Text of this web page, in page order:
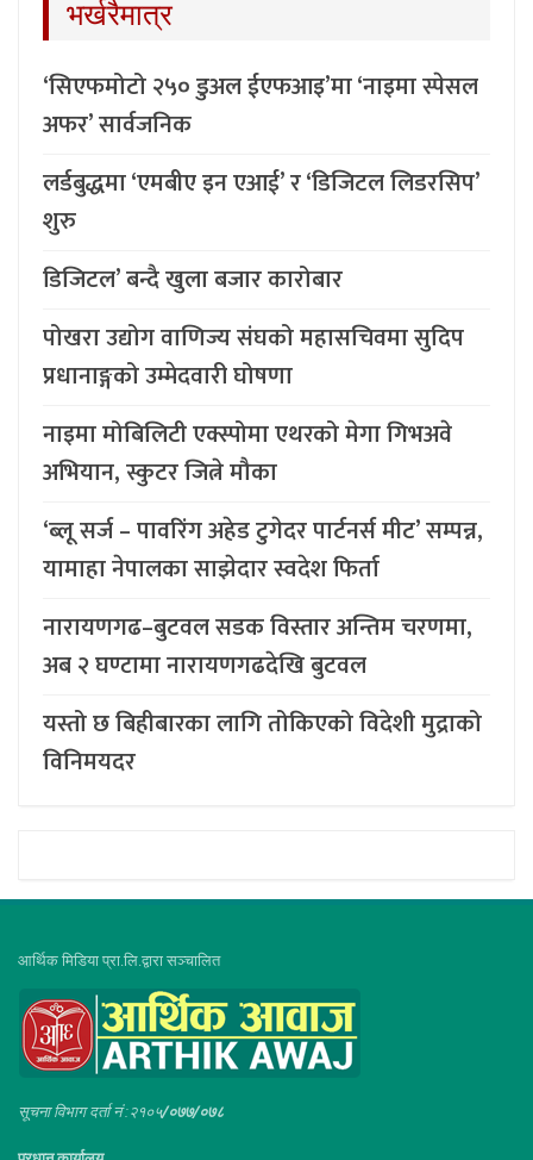
भर्खरैमात्र
‘सिएफमोटो २५० डुअल ईएफआइ’मा ‘नाइमा स्पेसल
अफर’ सार्वजनिक
लर्डबुद्धमा ‘एमबीए इन एआई’ र ‘डिजिटल लिडरसिप’
शुरु
डिजिटल’ बन्दै खुला बजार कारोबार
पोखरा उद्योग वाणिज्य संघको महासचिवमा सुदिप
प्रधानाङ्गको उम्मेदवारी घोषणा
नाइमा मोबिलिटी एक्स्पोमा एथरको मेगा गिभअवे
अभियान, स्कुटर जित्ने मौका
‘ब्लू सर्ज – पावरिंग अहेड टुगेदर पार्टनर्स मीट’ सम्पन्न,
यामाहा नेपालका साझेदार स्वदेश फिर्ता
नारायणगढ–बुटवल सडक विस्तार अन्तिम चरणमा,
अब २ घण्टामा नारायणगढदेखि बुटवल
यस्तो छ बिहीबारका लागि तोकिएको विदेशी मुद्राको
विनिमयदर
आर्थिक मिडिया प्रा.लि.द्वारा सञ्चालित
सूचना विभाग दर्ता नं :२१०५/०७७/०७८